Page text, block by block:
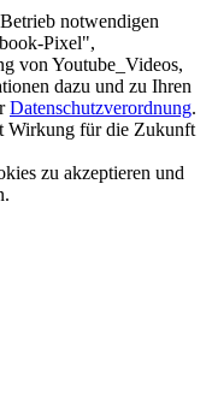
notwendigen
Pixel",
von Youtube_Videos,
dazu und zu Ihren
Datenschutzverordnung.
Wirkung für die Zukunft
zu akzeptieren und